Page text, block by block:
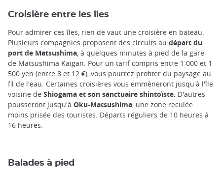
Croisière entre les îles
Pour admirer ces îles, rien de vaut une croisière en bateau.
Plusieurs compagnies proposent des circuits au départ du
port de Matsushima, à quelques minutes à pied de la gare
de Matsushima Kaigan. Pour un tarif compris entre 1 000 et 1
500 yen (entre 8 et 12 €), vous pourrez profiter du paysage au
fil de l'eau. Certaines croisières vous emmèneront jusqu'à l'île
voisine de Shiogama et son sanctuaire shintoïste. D'autres
pousseront jusqu'à Oku-Matsushima, une zone reculée
moins prisée des touristes. Départs réguliers de 10 heures à
16 heures.
Balades à pied